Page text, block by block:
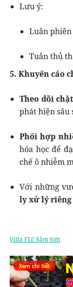
Lưu ý:
Luân
Tuân thủ
5. Khuyến cáo
Theo dõi
phát hiện sâu
Phối hợp
hóa học để
chế ô nhiễm
Với những
ly xử lý riêng
Villa FLC Sầm Sơn